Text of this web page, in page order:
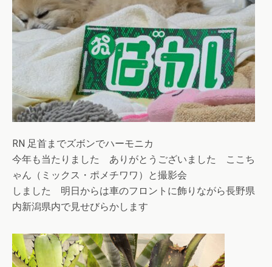
RN 足首までズボンでハーモニカ
今年も当たりました ありがとうございました ここち
ゃん（ミックス・ポメチワワ）と撮影会
しました 明日からは車のフロントに飾りながら長野県
内新潟県内で見せびらかします